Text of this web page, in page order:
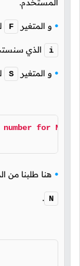
المستخدم.
و المتغير F
i الذي
و المتغير S
for N: "
هنا طلبنا من
N
.